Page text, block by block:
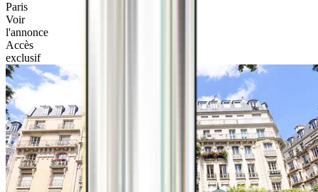
Paris
Voir
l'annonce
Accès
exclusif